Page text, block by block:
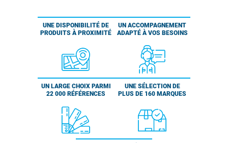
UNE DISPONIBILITÉ DE
PRODUITS À PROXIMITÉ
UN ACCOMPAGNEMENT
ADAPTÉ À VOS BESOINS
UN LARGE CHOIX PARMI
22 000 RÉFÉRENCES
UNE SÉLECTION DE
PLUS DE 160 MARQUES